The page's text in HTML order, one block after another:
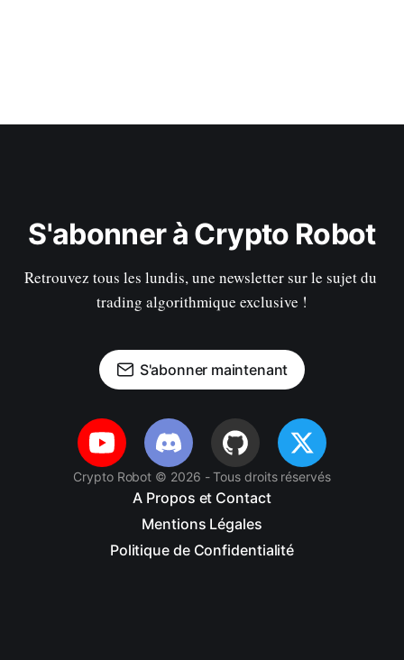
S'abonner à Crypto Robot
Retrouvez tous les lundis, une newsletter sur le sujet du
trading algorithmique exclusive !
S'abonner maintenant
Crypto Robot © 2026 - Tous droits réservés
A Propos et Contact
Mentions Légales
Politique de Confidentialité